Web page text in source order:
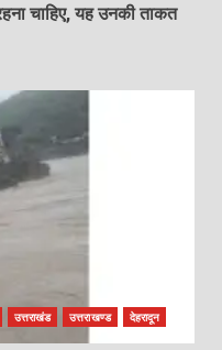
चाहिए, यह उनकी ताकत
उत्तराखंड उत्तराखण्ड देहरादून